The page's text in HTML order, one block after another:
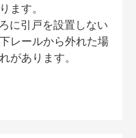
ます。
に引戸を設置しない
レールから外れた場
があります。